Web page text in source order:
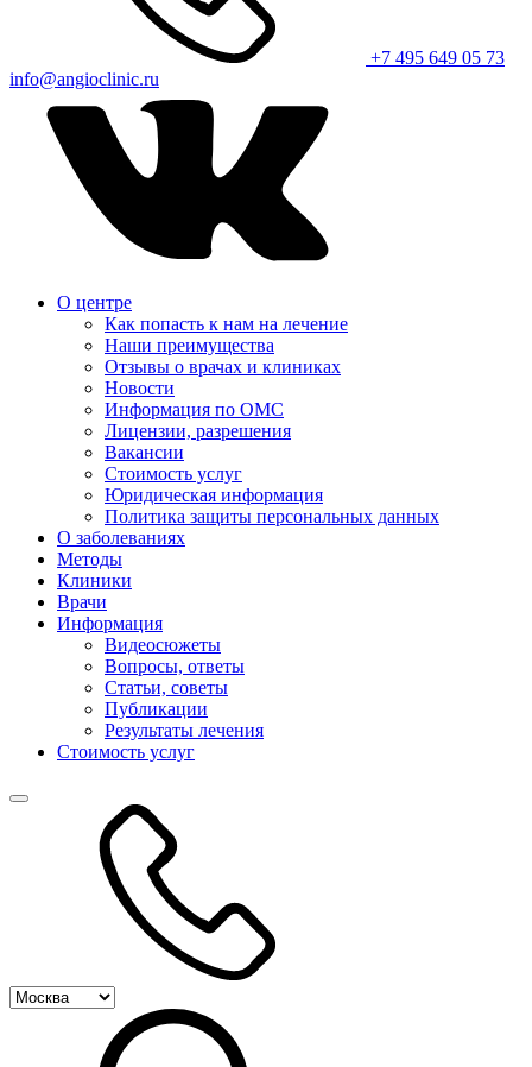
+7 495 649 05 73
info@angioclinic.ru
О центре
Как попасть к нам на лечение
Наши преимущества
Отзывы о врачах и клиниках
Новости
Информация по ОМС
Лицензии, разрешения
Вакансии
Стоимость услуг
Юридическая информация
Политика защиты персональных данных
О заболеваниях
Методы
Клиники
Врачи
Информация
Видеосюжеты
Вопросы, ответы
Статьи, советы
Публикации
Результаты лечения
Стоимость услуг